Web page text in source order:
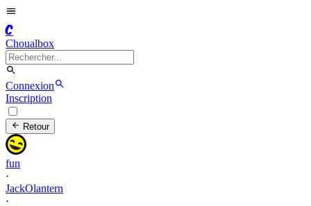
C
Choualbox
Connexion
Inscription
Retour
fun
·
JackOlantern
·